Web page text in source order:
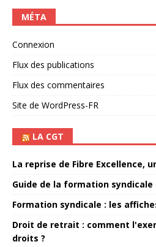
MÉTA
Connexion
Flux des publications
Flux des commentaires
Site de WordPress-FR
LA CGT
La reprise de Fibre Excellence,
Guide de la formation syndicale
Formation syndicale : les
Droit de retrait : comment
droits ?